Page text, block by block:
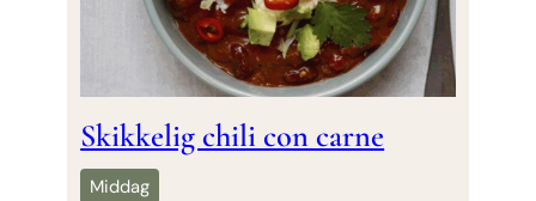
Skikkelig chili con carne
Middag